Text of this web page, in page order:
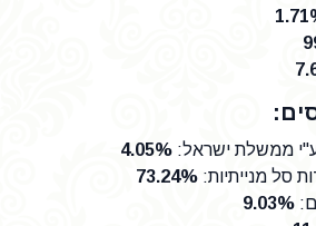
ע"י ממשלת ישראל:
4.05%
סל מנייתיות:
73.24%
:
9.03%